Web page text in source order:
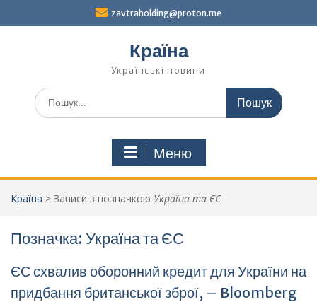
zavtraholding@proton.me
Країна
Українські новини
Шукати:
Меню
Країна > Записи з позначкою Україна та ЄС
Позначка: Україна та ЄС
ЄС схвалив оборонний кредит для України на
придбання британської зброї, – Bloomberg